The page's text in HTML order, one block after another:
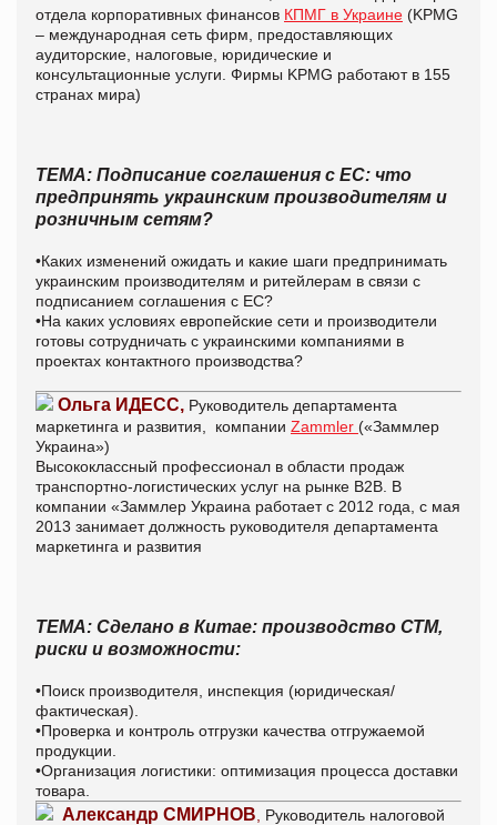
отдела корпоративных финансов КПМГ в Украине (KPMG
– международная сеть фирм, предоставляющих
аудиторские, налоговые, юридические и
консультационные услуги. Фирмы KPMG работают в 155
странах мира)
ТЕМА: Подписание соглашения с ЕС: что
предпринять украинским производителям и
розничным сетям?
•Каких изменений ожидать и какие шаги предпринимать
украинским производителям и ритейлерам в связи с
подписанием соглашения с ЕС?
•На каких условиях европейские сети и производители
готовы сотрудничать с украинскими компаниями в
проектах контактного производства?
Ольга ИДЕСС, Руководитель департамента
маркетинга и развития, компании Zammler («Заммлер
Украина»)
Высококлассный профессионал в области продаж
транспортно-логистических услуг на рынке B2B. В
компании «Заммлер Украина работает с 2012 года, с мая
2013 занимает должность руководителя департамента
маркетинга и развития
ТЕМА: Сделано в Китае: производство СТМ,
риски и возможности:
•Поиск производителя, инспекция (юридическая/
фактическая).
•Проверка и контроль отгрузки качества отгружаемой
продукции.
•Организация логистики: оптимизация процесса доставки
товара.
Александр СМИРНОВ
Руководитель налоговой